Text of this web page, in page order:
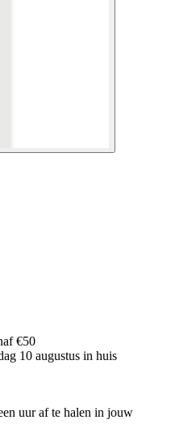
€50
10 augustus in huis
uur af te halen in jouw